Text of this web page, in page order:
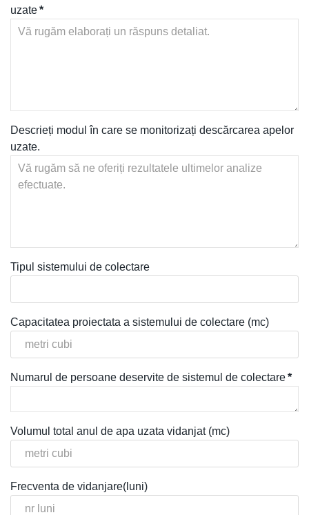
uzate*
Descrieți modul în care se monitorizați descărcarea apelor
uzate.
Tipul sistemului de colectare
Capacitatea proiectata a sistemului de colectare (mc)
Numarul de persoane deservite de sistemul de colectare*
Volumul total anul de apa uzata vidanjat (mc)
Frecventa de vidanjare(luni)